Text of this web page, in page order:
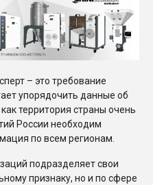
– это требование
упорядочить данные об
территория страны очень
России необходим
по всем регионам.
подразделяет свои
признаку, но и по сфере